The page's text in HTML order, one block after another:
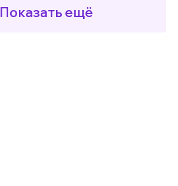
Показать ещё